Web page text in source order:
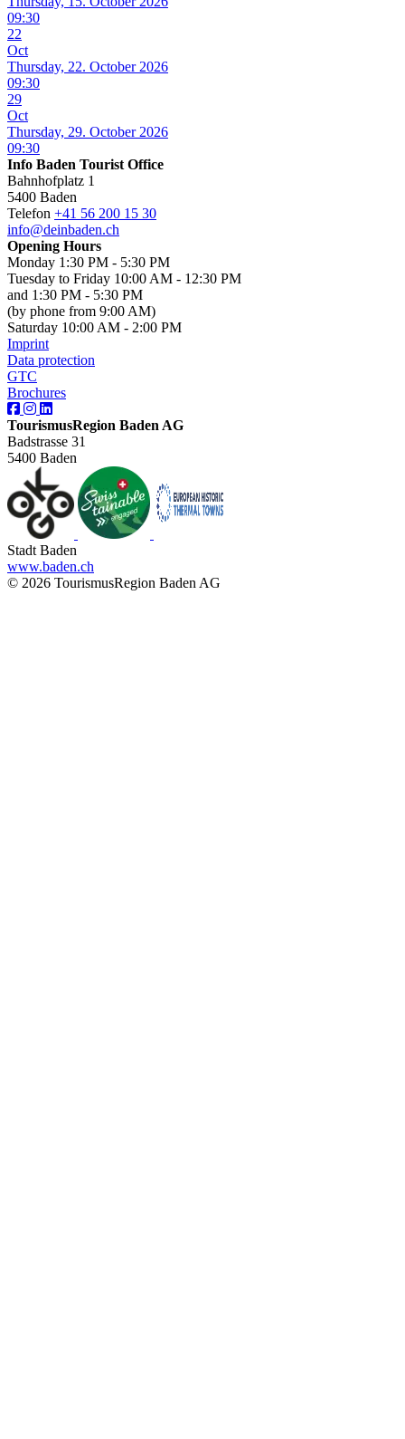
09:30
22
Oct
Thursday, 22. October 2026
09:30
29
Oct
Thursday, 29. October 2026
09:30
Info Baden Tourist Office
Bahnhofplatz 1
5400 Baden
Telefon +41 56 200 15 30
info@deinbaden.ch
Opening Hours
Monday 1:30 PM - 5:30 PM
Tuesday to Friday 10:00 AM - 12:30 PM
and 1:30 PM - 5:30 PM
(by phone from 9:00 AM)
Saturday 10:00 AM - 2:00 PM
Imprint
Data protection
GTC
Brochures
TourismusRegion Baden AG
Badstrasse 31
5400 Baden
Stadt Baden
www.baden.ch
© 2026 TourismusRegion Baden AG